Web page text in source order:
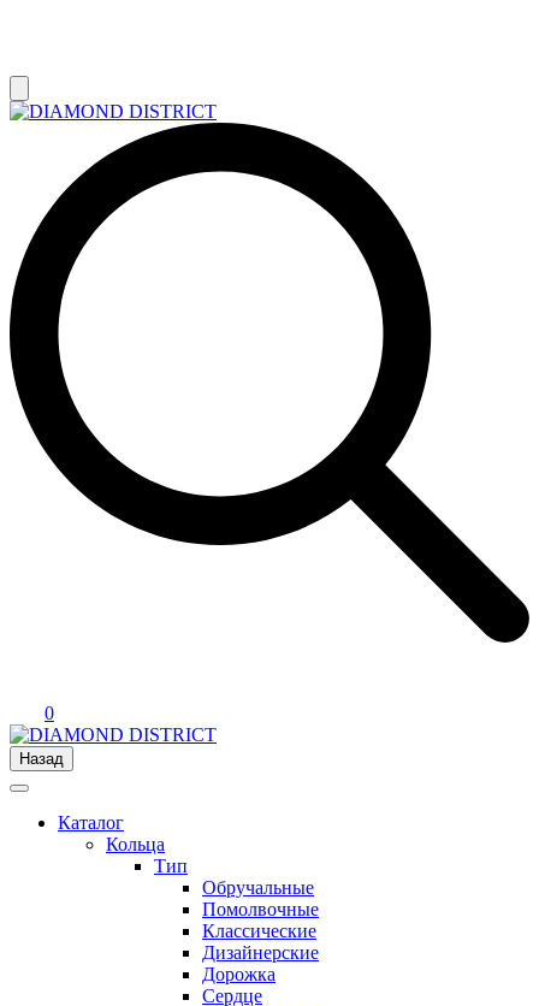
0
Назад
Каталог
Кольца
Тип
Обручальные
Помолвочные
Классические
Дизайнерские
Дорожка
Сердце